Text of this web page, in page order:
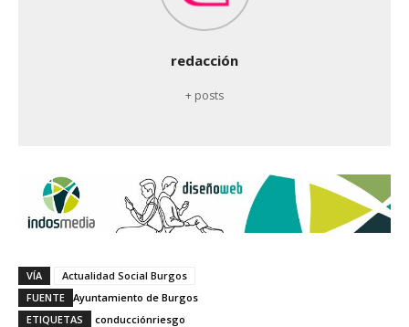
redacción
+ posts
VÍA
Actualidad Social Burgos
FUENTE Ayuntamiento de Burgos
ETIQUETAS
conducciónriesgo